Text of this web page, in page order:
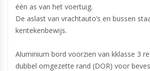
één as van het voertuig.
De aslast van vrachtauto’s en bussen
kentekenbewijs.
Aluminium bord voorzien van kklasse 3
dubbel omgezette rand (DOR) voor